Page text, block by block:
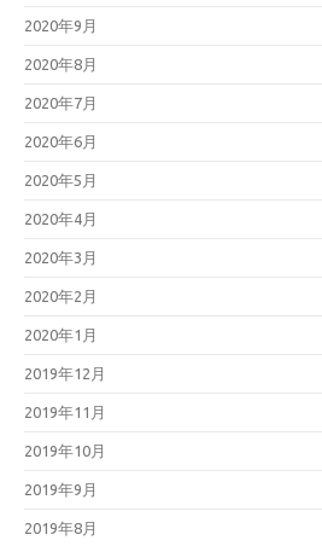
2020年9月
2020年8月
2020年7月
2020年6月
2020年5月
2020年4月
2020年3月
2020年2月
2020年1月
2019年12月
2019年11月
2019年10月
2019年9月
2019年8月